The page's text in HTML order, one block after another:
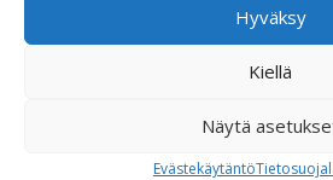
Hyväksy
Kiellä
Näytä
Evästekäytäntö
Polaris